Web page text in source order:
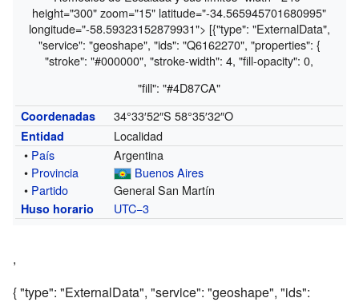
height="300" zoom="15" latitude="-34.565945701680995"
longitude="-58.59323152879931"> [{"type": "ExternalData",
"service": "geoshape", "ids": "Q6162270", "properties": {
"stroke": "#000000", "stroke-width": 4, "fill-opacity": 0,
"fill": "#4D87CA"
Coordenadas 34°33′52″S 58°35′32″O
Entidad
Localidad
• País
Argentina
• Provincia
Buenos Aires
• Partido General San Martín
Huso horario UTC−3
,
{ "type": "ExternalData", "service": "geoshape", "ids":